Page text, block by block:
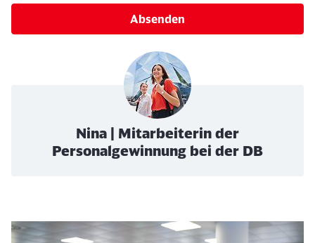
Absenden
Nina | Mitarbeiterin der
Personalgewinnung bei der DB